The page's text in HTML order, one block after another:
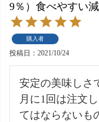
9％）食べやすい
購入者
投稿日 2021/10/24
安定の美味しさ
月に1回は注文
てはならないも